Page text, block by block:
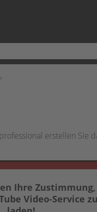
erstellen Sie
Ihre Zustimmung,
Video-Service zu